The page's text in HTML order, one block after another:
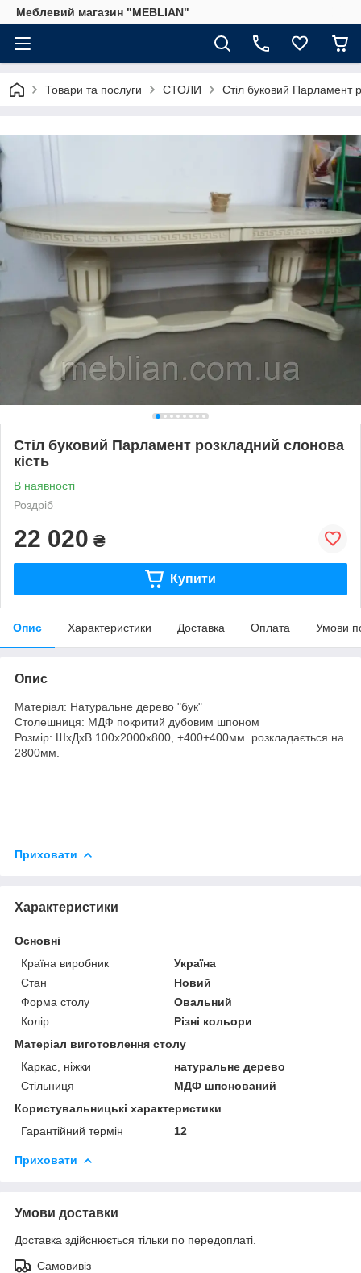
Меблевий магазин "MEBLIAN"
Товари та послуги СТОЛИ Стіл буковий Парламент
Стіл буковий Парламент розкладний слонова
кість
В наявності
Роздріб
22 020 ₴
Купити
Опис Характеристики Доставка Оплата Умови
Опис
Матеріал: Натуральне дерево "бук"
Столешниця: МДФ покритий дубовим шпоном
Розмір: ШхДхВ 100х2000х800, +400+400мм. розкладається на
2800мм.
Приховати
Характеристики
Основні
Країна виробник
Україна
Стан
Новий
Форма столу
Овальний
Колір
Різні кольори
Матеріал виготовлення столу
Каркас, ніжки
натуральне дерево
Стільниця
МДФ шпонований
Користувальницькі характеристики
Гарантійний термін
12
Приховати
Умови доставки
Доставка здійснюється тільки по передоплаті.
Самовивіз